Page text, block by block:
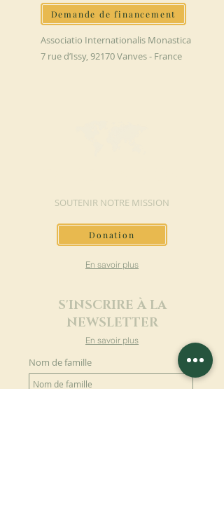
Demande de financement
Associatio Internationalis Monastica
7 rue d’Issy, 92170 Vanves - France
SOUTENIR NOTRE MISSION
Donation
En savoir plus
S'INSCRIRE À LA
NEWSLETTER
En savoir plus
Nom de famille